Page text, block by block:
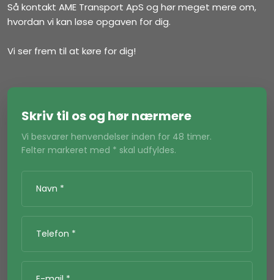
Så kontakt AME Transport ApS og hør meget mere om,
hvordan vi kan løse opgaven for dig.
Vi ser frem til at køre for dig!
Skriv til os og hør nærmere
Vi besvarer henvendelser inden for 48 timer.
​Felter markeret med * skal udfyldes.